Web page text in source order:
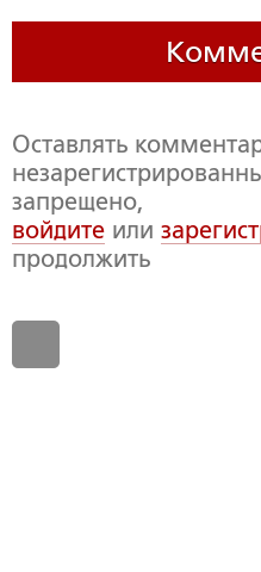
Оставлять
запрещено,
войдите или
продолжить